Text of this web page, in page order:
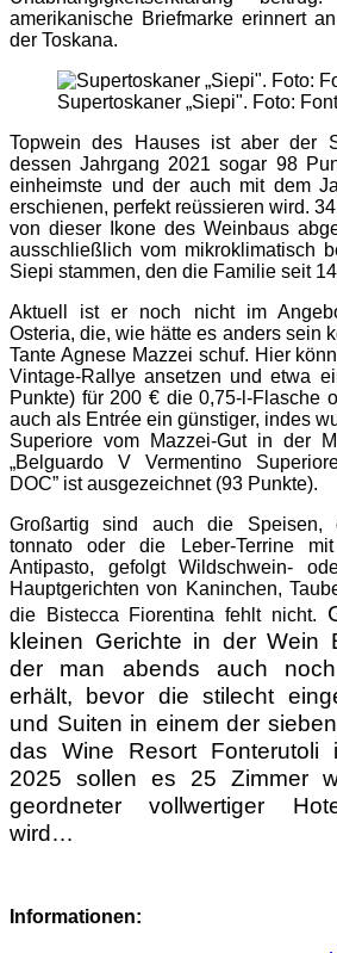
amerikanische Briefmarke erinnert
der Toskana.
Supertoskaner „Siepi". Foto:
Topwein des Hauses ist aber der
dessen Jahrgang 2021 sogar 98
einheimste und der auch mit dem
erschienen, perfekt reüssieren wird.
von dieser Ikone des Weinbaus
ausschließlich vom mikroklimatisch
Siepi stammen, den die Familie seit
Aktuell ist er noch nicht im
Osteria, die, wie hätte es anders sein
Tante Agnese Mazzei schuf. Hier
Vintage-Rallye ansetzen und etwa
Punkte) für 200 € die 0,75-l-Flasche
auch als Entrée ein günstiger, indes
Superiore vom Mazzei-Gut in der
„Belguardo V Vermentino
DOC” ist ausgezeichnet (93 Punkte).
Großartig sind auch die Speisen,
tonnato oder die Leber-Terrine
Antipasto, gefolgt Wildschwein-
Hauptgerichten von Kaninchen,
die Bistecca Fiorentina fehlt nicht.
kleinen Gerichte in der Wein
der man abends auch
erhält, bevor die stilecht
und Suiten in einem der
das Wine Resort Fonterutoli
2025 sollen es 25 Zimmer
geordneter vollwertiger
wird…
Informationen: